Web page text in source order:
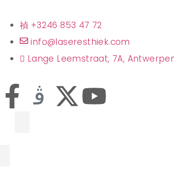
+3246 853 47 72
info@laseresthiek.com
Lange Leemstraat, 7A,